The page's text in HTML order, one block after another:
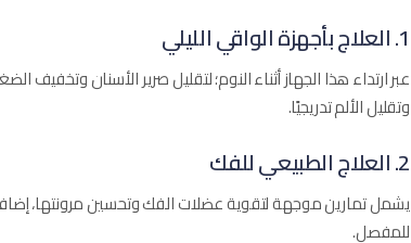
1. العلاج بأجهزة الواقي الليلي
عبر ارتداء هذا الجهاز أثناء النوم؛ لتقليل صرير الأسنان
وتقليل الألم تدريجيًا.
2. العلاج الطبيعي للفك
يشمل تمارين موجهة لتقوية عضلات الفك وتحسين مرونتها،
للمفصل.